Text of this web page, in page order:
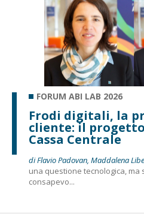
FORUM ABI LAB 2026
Frodi digitali, la
cliente: il
Cassa Centrale
di Flavio Padovan, Maddalena
una questione tecnologica, ma
consapevo...